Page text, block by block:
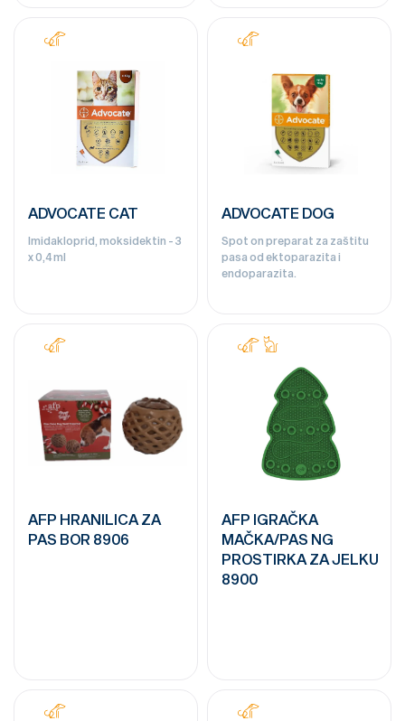
ADVOCATE CAT
Imidakloprid, moksidektin - 3
x 0,4 ml
ADVOCATE DOG
Spot on preparat za zaštitu
pasa od ektoparazita i
endoparazita.
AFP HRANILICA ZA
PAS BOR 8906
AFP IGRAČKA
MAČKA/PAS NG
PROSTIRKA ZA JELKU
8900